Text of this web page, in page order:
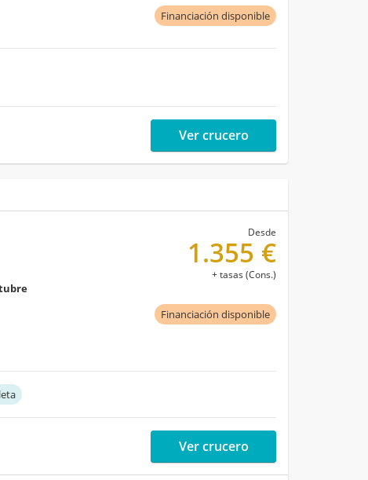
Financiación disponible
Ver crucero
Financiación disponible
Desde
1.355 €
+ tasas (Cons.)
Ver crucero